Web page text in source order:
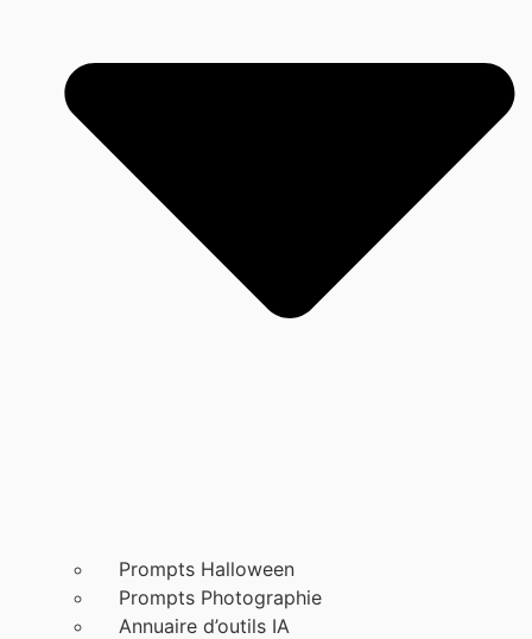
Prompts Halloween
Prompts Photographie
Annuaire d’outils IA